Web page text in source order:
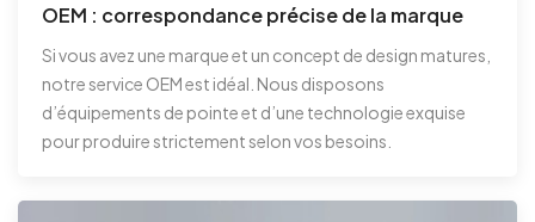
OEM : correspondance précise de la marque
Si vous avez une marque et un concept de design matures,
notre service OEM est idéal. Nous disposons
d’équipements de pointe et d’une technologie exquise
pour produire strictement selon vos besoins.